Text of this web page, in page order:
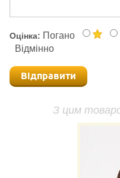
Оцінка: Погано
Відмінно
Відправити
З цим